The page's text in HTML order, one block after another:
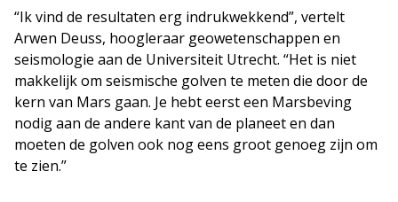
“Ik vind de resultaten erg indrukwekkend”, vertelt
Arwen Deuss, hoogleraar geowetenschappen en
seismologie aan de Universiteit Utrecht. “Het is niet
makkelijk om seismische golven te meten die door de
kern van Mars gaan. Je hebt eerst een Marsbeving
nodig aan de andere kant van de planeet en dan
moeten de golven ook nog eens groot genoeg zijn om
te zien.”